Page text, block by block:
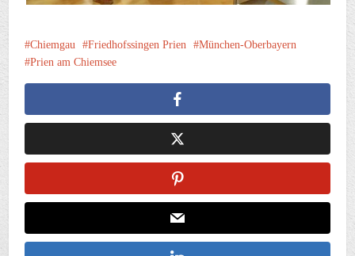
Chiemgau Friedhofssingen Prien
München-Oberbayern
Prien am Chiemsee